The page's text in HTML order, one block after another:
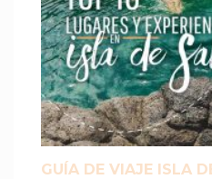
GUÍA DE VIAJE ISLA